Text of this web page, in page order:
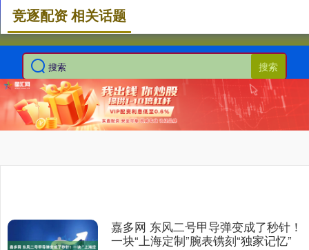
搜索
竞逐配资 相关话题
嘉多网 东风二号甲导弹变成了秒针！
一块“上海定制”腕表镌刻“独家记忆”